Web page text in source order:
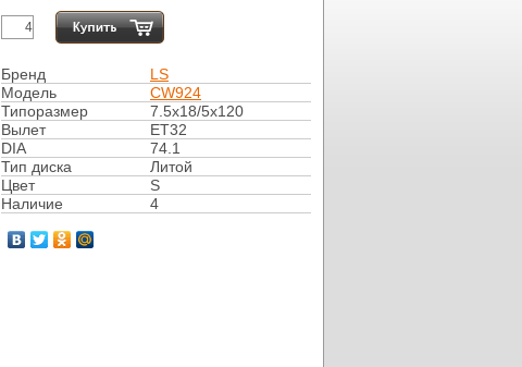
Бренд
LS
Модель
CW924
Типоразмер
7.5x18/5x120
Вылет
ET32
DIA
74.1
Тип диска
Литой
Цвет
S
Наличие
4